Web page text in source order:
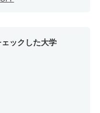
ックした大学